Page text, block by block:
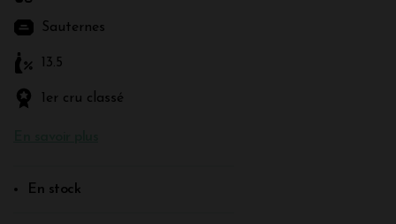
Sauternes
13.5
1er cru classé
En stock